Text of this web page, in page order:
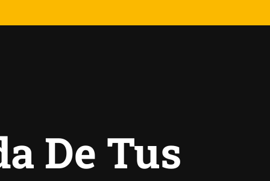
De Tus